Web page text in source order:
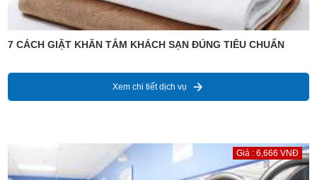
7 CÁCH GIẶT KHĂN TẮM KHÁCH SẠN ĐÚNG TIÊU CHUẨN
Xem chi tiết dịch vụ
Giá : 6,666 VNĐ